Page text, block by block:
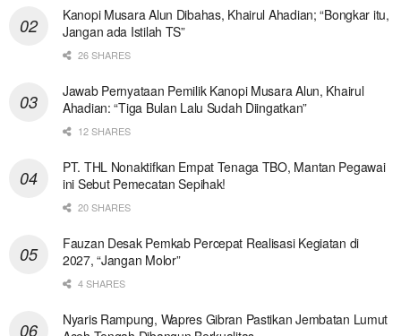
Kanopi Musara Alun Dibahas, Khairul Ahadian; “Bongkar itu,
Jangan ada Istilah TS”
26 SHARES
Jawab Pernyataan Pemilik Kanopi Musara Alun, Khairul
Ahadian: “Tiga Bulan Lalu Sudah Diingatkan”
12 SHARES
PT. THL Nonaktifkan Empat Tenaga TBO, Mantan Pegawai
ini Sebut Pemecatan Sepihak!
20 SHARES
Fauzan Desak Pemkab Percepat Realisasi Kegiatan di
2027, “Jangan Molor”
4 SHARES
Nyaris Rampung, Wapres Gibran Pastikan Jembatan Lumut